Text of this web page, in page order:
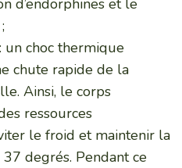
un choc thermique
chute rapide de la
Ainsi, le corps
ressources
le froid et maintenir la
degrés. Pendant ce